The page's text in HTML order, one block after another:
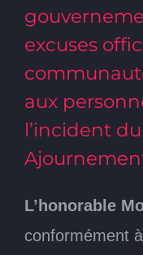
excuses
aux
l’incident du
L’honorable
conformément